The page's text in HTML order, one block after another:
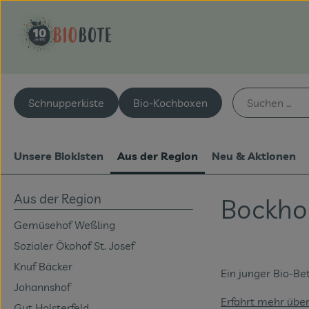
Schnupperkiste Bio-Kochboxen
Unsere Biokisten Aus der Region Neu & Aktionen
Aus der Region
Gemüsehof Weßling
Sozialer Ökohof St. Josef
Knuf Bäcker
Johannshof
Ein junger Bio-
Erfahrt mehr